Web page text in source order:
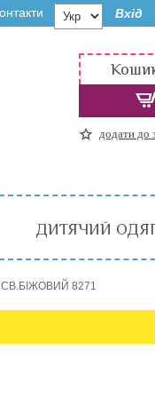
Вхід
додати до
ДИТЯЧИЙ
СВ.БІЖОВИЙ 8271